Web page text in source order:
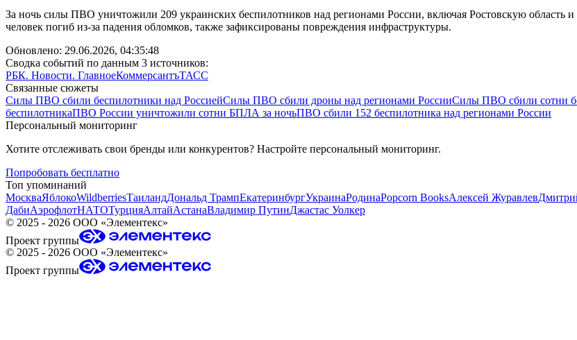
За ночь силы ПВО уничтожили 209 украинских беспилотников над регионами России, включая Ростовскую область
человек погиб из-за падения обломков, также зафиксированы повреждения инфраструктуры.
Обновлено: 29.06.2026, 04:35:48
Сводка событий по данным 3 источников:
РБК. Новости. ГлавноеКоммерсантъТАСС
Связанные сюжеты
Силы ПВО сбили беспилотники над РоссиейСилы ПВО сбили дроны над регионами РоссииСилы ПВО сбили сотни
беспилотникаПВО России уничтожили сотни БПЛА за ночьПВО сбили 152 беспилотника над регионами России
Персональный мониторинг
Хотите отслеживать свои бренды или конкурентов? Настройте персональный мониторинг.
Попробовать бесплатно
Топ упоминаний
МоскваЯблокоWildberriesТаиландДональд ТрампЕкатеринбургУкраинаРодинаPopcorn BooksАлексей Журавлев
ДабиАэрофлотНАТОТурцияАлтайАстанаВладимир ПутинДжастас Уолкер
© 2025 - 2026 ООО «Элементекс»
Проект группы
© 2025 - 2026 ООО «Элементекс»
Проект группы